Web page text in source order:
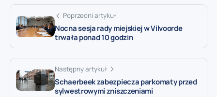
Poprzedni artykuł
Nocna sesja rady miejskiej w Vilvoorde
trwała ponad 10 godzin
Następny artykuł
Schaerbeek zabezpiecza parkomaty przed
sylwestrowymi zniszczeniami